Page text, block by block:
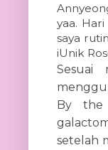
yaa.
saya
iUnik
Sesuai
By the
setelah